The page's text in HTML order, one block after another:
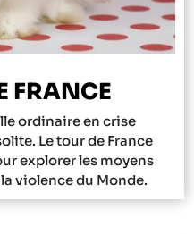
FRANCE
ordinaire en crise
Le tour de France
explorer les moyens
violence du Monde.